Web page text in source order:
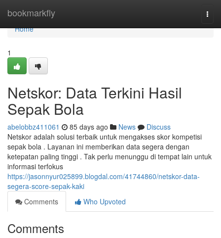
bookmarkfly
Home
Home
1
Netskor: Data Terkini Hasil
Sepak Bola
abelobbz411061 85 days ago News
Discuss
Netskor adalah solusi terbaik untuk mengakses skor kompetisi
sepak bola . Layanan ini memberikan data segera dengan
ketepatan paling tinggi . Tak perlu menunggu di tempat lain untuk
informasi terfokus
https://jasonnyur025899.blogdal.com/41744860/netskor-data-
segera-score-sepak-kaki
Comments
Who Upvoted
Comments